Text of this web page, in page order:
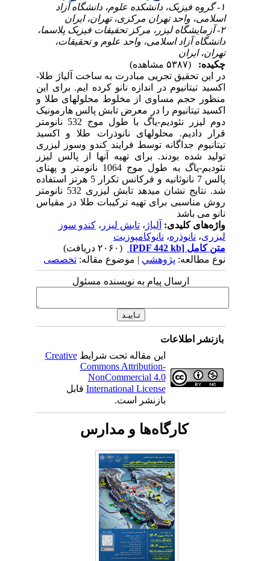
۱- گروه فیزیک، دانشکده علوم، دانشگاه آزاد
اسلامی، واحد تهران مرکزی، تهران، ایران
۲- آزمایشگاه لیزر، مرکز تحقیقات فیزیک پلاسما،
دانشگاه آزاد اسلامی، واحد علوم و تحقیقات،
تهران، ایران
چکیده:
در این تحقیق تجریی مبادرت به ساخت آلیاژ طلا-
اکسید تیتانیوم در اندازه نانو کرده ایم. برای این
منظور حجم مساوی از مخلوط محلولهای طلا و
اکسید تیتانیوم را در معرض تابش پالس هارمونیک
دوم لیزر نئودیم-یاگ با طول موج 532 نانومتر
قرار دادیم. محلولهای نانوذرات طلا و اکسید
تیتانیوم جداگانه توسط فرایند کندو وسوز لیزری
تولید شده بودند. برای تهیه آنها از پالس لیزر
نئودیم-یاگ به طول موج 1064 نانومتر و پهنای
پالس 7 نانوثانیه و فرکانس تکرار 5 هرتز استفاده
شد. نتایج نشان میدهد تابش لیزری 532 نانومتر
روش مناسبی برای تهیه ترکیبات طلا در مقیاس
نانو می باشد
واژه‌های کلیدی:آلیاژ، تابش لیزر ، کندو سوز
لیزری،نانوذره ،نانوکامپوزیت
متن کامل[PDF 442 kb]
نوع مطالعه:پژوهشي| موضوع مقاله:تخصصی
ارسال پیام به نویسنده مسئول
بازنشر اطلاعات
این مقاله تحت شرایطCreative
Commons Attribution-
NonCommercial 4.0
International Licenseقابل
بازنشر است.
کارگاه‌ها و مدارس